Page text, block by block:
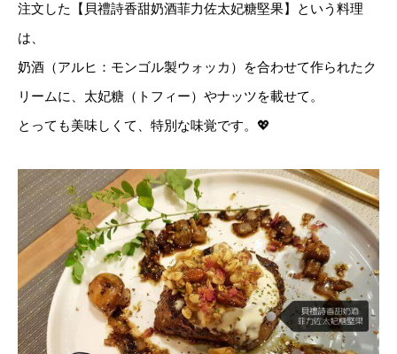
注文した【貝禮詩香甜奶酒菲力佐太妃糖堅果】という料理
は、
奶酒（アルヒ：モンゴル製ウォッカ）を合わせて作られたク
リームに、太妃糖（トフィー）やナッツを載せて。
とっても美味しくて、特別な味覚です。 💖